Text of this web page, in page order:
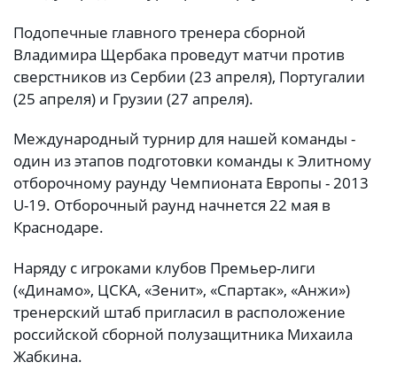
Подопечные главного тренера сборной
Владимира Щербака проведут матчи против
сверстников из Сербии (23 апреля), Португалии
(25 апреля) и Грузии (27 апреля).
Международный турнир для нашей команды -
один из этапов подготовки команды к Элитному
отборочному раунду Чемпионата Европы - 2013
U-19. Отборочный раунд начнется 22 мая в
Краснодаре.
Наряду с игроками клубов Премьер-лиги
(«Динамо», ЦСКА, «Зенит», «Спартак», «Анжи»)
тренерский штаб пригласил в расположение
российской сборной полузащитника Михаила
Жабкина.